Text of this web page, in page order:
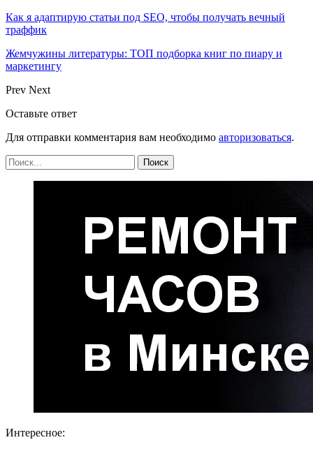
Как я адаптирую статьи под SEO, чтобы получать вечный
траффик
Жемчужины литературы: ТОП подборка книг по пиару и
маркетингу
Prev Next
Оставьте ответ
Для отправки комментария вам необходимо авторизоваться.
Интересное: